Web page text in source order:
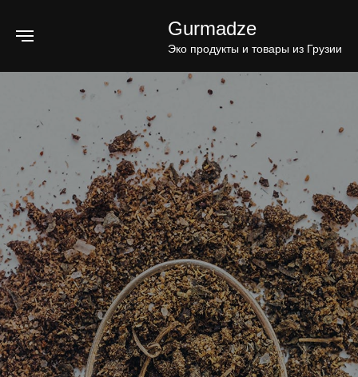
Gurmadze
Эко продукты и товары из Грузии